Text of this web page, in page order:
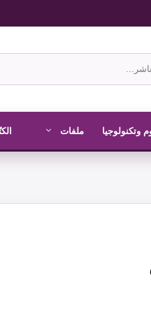
وتكنولوجيا ملفات